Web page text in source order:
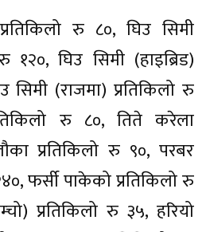
रु ८०, घिउ सिमी
घिउ सिमी (हाइब्रिड)
सिमी (राजमा) प्रतिकिलो रु
रु ८०, तिते करेला
प्रतिकिलो रु ९०, परबर
फर्सी पाकेको प्रतिकिलो रु
प्रतिकिलो रु ३५, हरियो